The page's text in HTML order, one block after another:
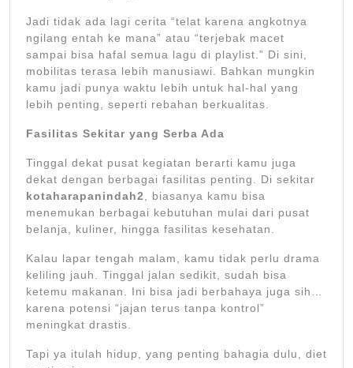
Jadi tidak ada lagi cerita “telat karena angkotnya
ngilang entah ke mana” atau “terjebak macet
sampai bisa hafal semua lagu di playlist.” Di sini,
mobilitas terasa lebih manusiawi. Bahkan mungkin
kamu jadi punya waktu lebih untuk hal-hal yang
lebih penting, seperti rebahan berkualitas.
Fasilitas Sekitar yang Serba Ada
Tinggal dekat pusat kegiatan berarti kamu juga
dekat dengan berbagai fasilitas penting. Di sekitar
kotaharapanindah2, biasanya kamu bisa
menemukan berbagai kebutuhan mulai dari pusat
belanja, kuliner, hingga fasilitas kesehatan.
Kalau lapar tengah malam, kamu tidak perlu drama
keliling jauh. Tinggal jalan sedikit, sudah bisa
ketemu makanan. Ini bisa jadi berbahaya juga sih…
karena potensi “jajan terus tanpa kontrol”
meningkat drastis.
Tapi ya itulah hidup, yang penting bahagia dulu, diet